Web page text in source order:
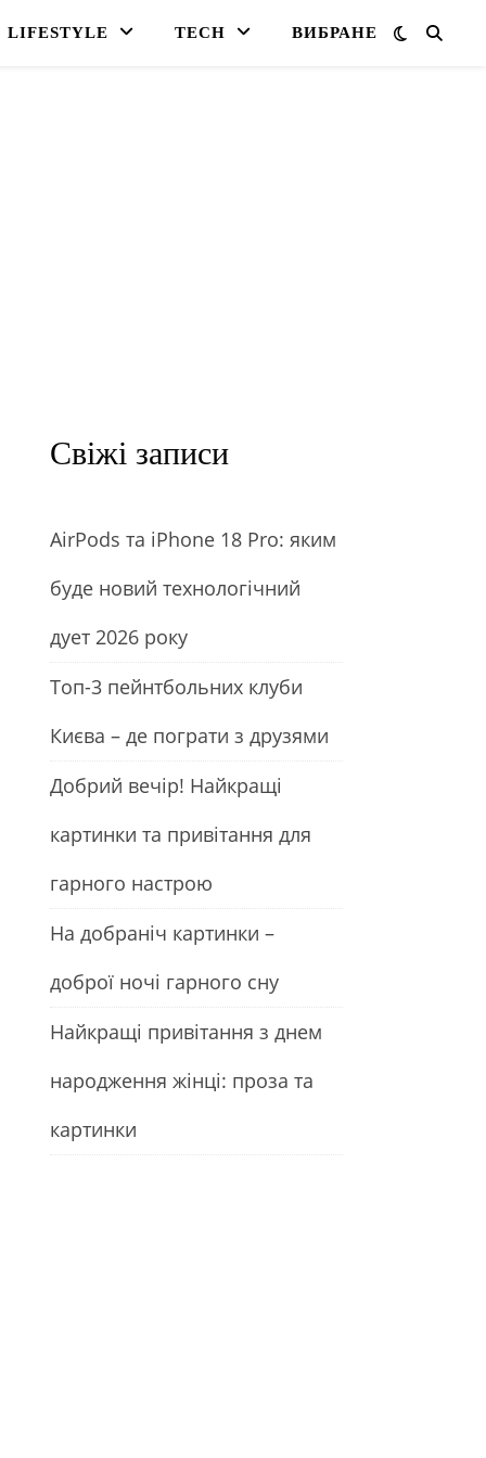
LIFESTYLE TECH ВИБРАНЕ
Свіжі записи
АirРods та iРhone 18 Рro: яким
буде новий технологічний
дует 2026 року
Топ-3 пейнтбольних клуби
Києва – де пограти з друзями
Добрий вечір! Найкращі
картинки та привітання для
гарного настрою
На добраніч картинки –
доброї ночі гарного сну
Найкращі привітання з днем
народження жінці: проза та
картинки